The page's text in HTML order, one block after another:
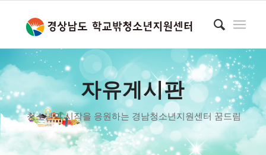
자유게시판
청소년의 시작을 응원하는 경남청소년지원센터 꿈드림